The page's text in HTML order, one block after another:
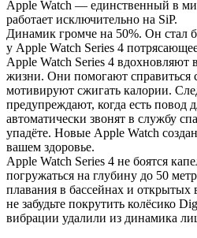
Apple Watch — единственный в
работает исключительно на SiP.
Динамик громче на 50%. Он стал
у Apple Watch Series 4 потрясающее
Apple Watch Series 4 вдохновляют
жизни. Они помогают справиться
мотивируют сжигать калории.
предупреждают, когда есть повод
автоматически звонят в службу
упадёте. Новые Apple Watch
вашем здоровье.
Apple Watch Series 4 не боятся
погружаться на глубину до 50
плавания в бассейнах и
не забудьте покрутить колёсико
вибрации удалили из динамика